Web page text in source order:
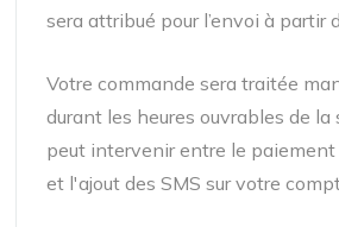
sera attribué pour l’envoi à partir
Votre commande sera traitée
durant les heures ouvrables de la
peut intervenir entre le paiement
et l'ajout des SMS sur votre